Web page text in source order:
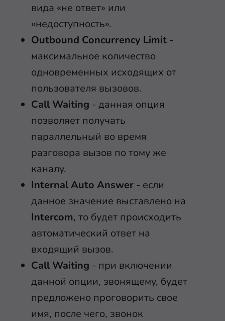
вида «не ответ» или
«недоступность».
Outbound Concurrency Limit -
максимальное количество
одновременных исходящих от
пользователя вызовов.
Call Waiting - данная опция
позволяет получать
параллельный во время
разговора вызов по тому же
каналу.
Internal Auto Answer - если
данное значение выставлено на
Intercom, то будет происходить
автоматический ответ на
входящий вызов.
Call Waiting - при включении
данной опции, звонящему, будет
предложено проговорить свое
имя, после чего, звонок